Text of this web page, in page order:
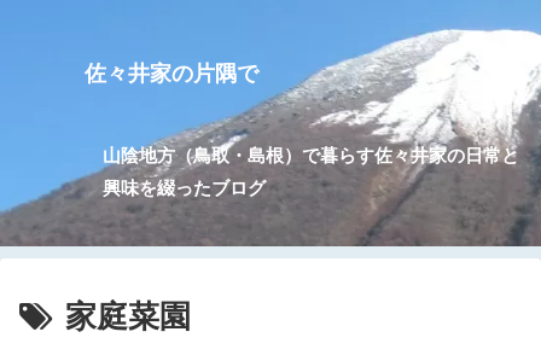
佐々井家の片隅で
山陰地方（鳥取・島根）で暮らす佐々井家の日常と
興味を綴ったブログ
家庭菜園